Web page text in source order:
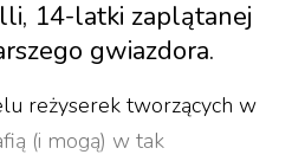
14-latki zaplątanej
gwiazdora.
reżyserek tworzących w
(i mogą) w tak